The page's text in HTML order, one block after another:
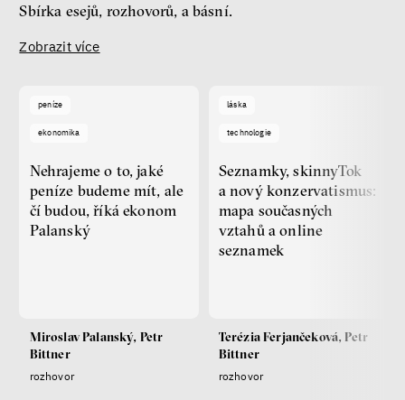
Sbírka esejů, rozhovorů, a básní.
Zobrazit více
peníze
ekonomika
Nehrajeme o to, jaké
peníze budeme mít, ale
čí budou, říká ekonom
Palanský
Miroslav Palanský, Petr
Bittner
rozhovor
láska
technologie
Seznamky, skinnyTok
a nový konzervatismus:
mapa současných
vztahů a online
seznamek
Terézia Ferjančeková, Petr
Bittner
rozhovor